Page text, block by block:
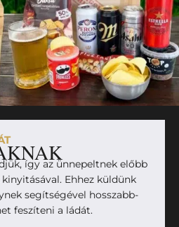
így az ünnepeltnek előbb
Ehhez küldünk
segítségével hosszabb-
feszíteni a ládát.